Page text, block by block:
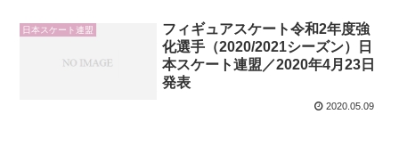
日本スケート連盟
フィギュアスケート令和2年度強
化選手（2020/2021シーズン）日
本スケート連盟／2020年4月23日
発表
2020.05.09